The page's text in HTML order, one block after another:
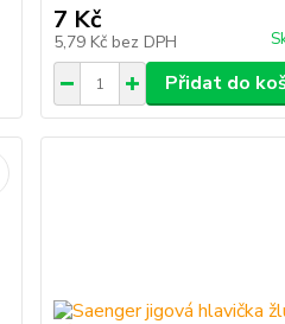
7 Kč
5,79 Kč bez DPH
Přidat do